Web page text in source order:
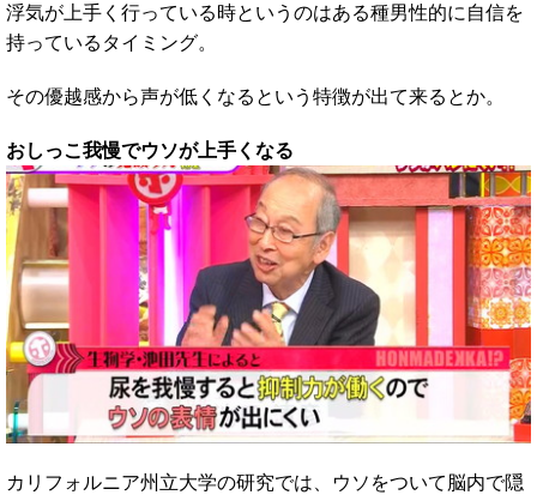
浮気が上手く行っている時というのはある種男性的に自信を
持っているタイミング。
その優越感から声が低くなるという特徴が出て来るとか。
おしっこ我慢でウソが上手くなる
カリフォルニア州立大学の研究では、ウソをついて脳内で隠